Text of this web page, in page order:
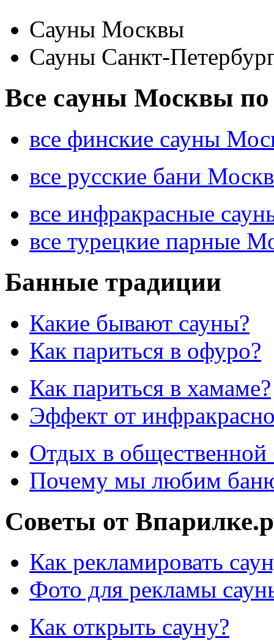
Сауны Москвы
Сауны Санкт-
Все сауны Москвы
все финские сауны
все русские бани
все инфракрасные
все турецкие парные
Банные традиции
Какие бывают сауны?
Как париться в офуро?
Как париться в хамаме?
Эффект от
Отдых в общественной
Почему мы любим
Советы от
Как рекламировать
Фото для рекламы
Как открыть сауну?